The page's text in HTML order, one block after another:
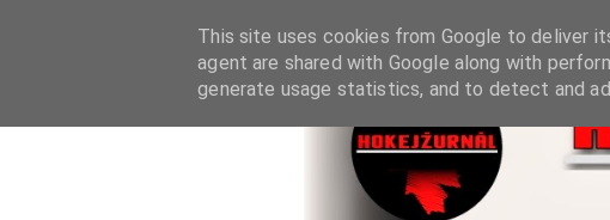
This site uses cookies from Google to deliver
agent are shared with Google along with
generate usage statistics, and to detect and